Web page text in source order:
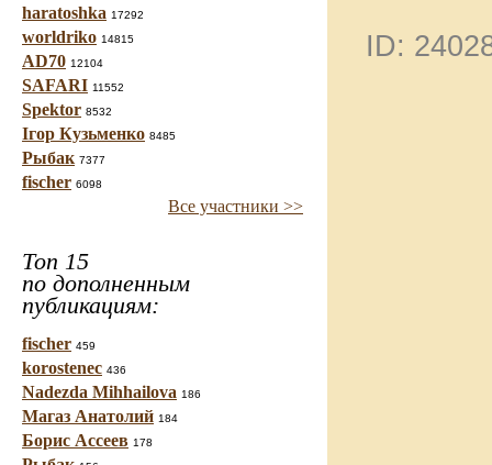
haratoshka 17292
worldriko 14815
AD70 12104
SAFARI 11552
Spektor 8532
Ігор Кузьменко 8485
Рыбак 7377
fischer 6098
Все участники >>
Топ 15
по дополненным
публикациям:
fischer 459
korostenec 436
Nadezda Mihhailova 186
Магаз Анатолий 184
Борис Ассеев 178
ID: